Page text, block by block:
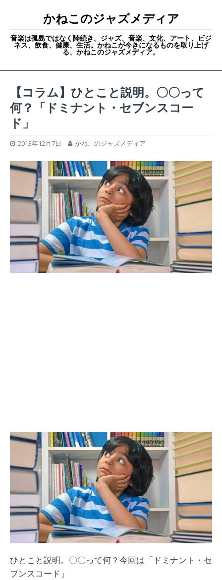
かねこのジャズメディア
音楽は孤島ではなく陸続き。ジャズ、音楽、文化、アート、ビジ
ネス、飲食、健康、生活。かねこが今きになるものを取り上げ
る、かねこのジャズメディア。
【コラム】ひとこと説明。〇〇って
何？「ドミナント・セブンスコー
ド」
2013年12月7日 かねこのジャズメディア
ひとこと説明。〇〇って何？今回は「ドミナント・セ
ブンスコード」